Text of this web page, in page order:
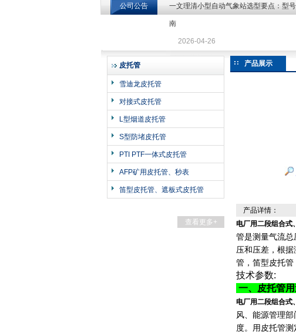
北京北拓仪器设备有限公司
公司公告 一文理清小型自动气象站选型要点：型
南
2026-04-26
皮托管
雪迪龙皮托管
对接式皮托管
L型烟道皮托管
S型防堵皮托管
PTI PTF一体式皮托管
AFP矿用皮托管、秒表
笛型皮托管、遮板式皮托管
查看更多+
产品展示
产品详情：
电厂用二段组合
管是测量气流
压和压差，根
管，笛型皮托管
技术参数:
一、皮托管用
电厂用二段组合
风、能源管理
度。用皮托管